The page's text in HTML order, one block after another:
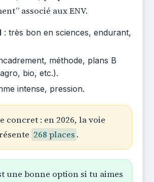
associé aux ENV.
: très bon en sciences, endurant,
méthode, plans B
bio, etc.).
intense, pression.
concret : en 2026, la voie
268 places .
une bonne option si tu aimes